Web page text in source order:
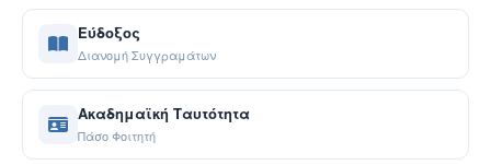
Εύδοξος
Διανομή Συγγραμάτων
Ακαδημαϊκή Ταυτότητα
Πάσο Φοιτητή